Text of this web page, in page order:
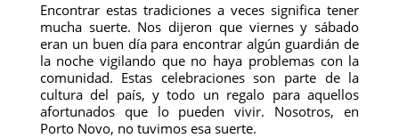
Encontrar estas tradiciones a veces significa tener
mucha suerte. Nos dijeron que viernes y sábado
eran un buen día para encontrar algún guardián de
la noche vigilando que no haya problemas con la
comunidad. Estas celebraciones son parte de la
cultura del país, y todo un regalo para aquellos
afortunados que lo pueden vivir. Nosotros, en
Porto Novo, no tuvimos esa suerte.